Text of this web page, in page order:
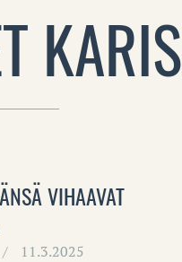
VIHAAVAT
11.3.2025